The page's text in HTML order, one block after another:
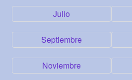
Julio
Septiembre
Noviembre